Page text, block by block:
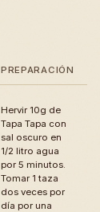
PREPARACIÓN
Hervir 10g de
Tapa Tapa con
sal oscuro en
1/2 litro agua
por 5 minutos.
Tomar 1 taza
dos veces por
día por una